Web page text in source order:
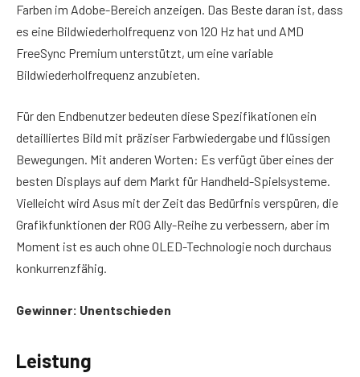
Farben im Adobe-Bereich anzeigen. Das Beste daran ist, dass
es eine Bildwiederholfrequenz von 120 Hz hat und AMD
FreeSync Premium unterstützt, um eine variable
Bildwiederholfrequenz anzubieten.
Für den Endbenutzer bedeuten diese Spezifikationen ein
detailliertes Bild mit präziser Farbwiedergabe und flüssigen
Bewegungen. Mit anderen Worten: Es verfügt über eines der
besten Displays auf dem Markt für Handheld-Spielsysteme.
Vielleicht wird Asus mit der Zeit das Bedürfnis verspüren, die
Grafikfunktionen der ROG Ally-Reihe zu verbessern, aber im
Moment ist es auch ohne OLED-Technologie noch durchaus
konkurrenzfähig.
Gewinner: Unentschieden
Leistung